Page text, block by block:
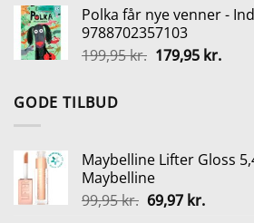
pris
var:
99,95 kr..
pris
79,95 kr..
Polka får nye venner -
9788702357103
199,95kr. Den
179,95 kr.Den
GODE TILBUD
Maybelline Lifter Gloss
Maybelline
99,95kr. Den
69,97 kr.Den